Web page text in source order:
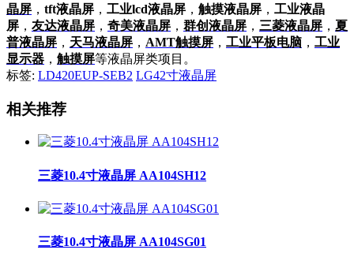
晶屏 ， tft液晶屏 ， 工业lcd液晶屏 ， 触摸液晶屏 ， 工业液晶
屏 ， 友达液晶屏 ， 奇美液晶屏 ， 群创液晶屏 ， 三菱液晶屏 ， 夏
普液晶屏 ， 天马液晶屏 ， AMT触摸屏 ， 工业平板电脑 ， 工业
显示器 ， 触摸屏等液晶屏类项目。
标签: LD420EUP-SEB2 LG42寸液晶屏
相关推荐
三菱10.4寸液晶屏 AA104SH12
三菱10.4寸液晶屏 AA104SG01